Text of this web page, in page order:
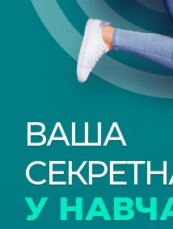
ВАША
У